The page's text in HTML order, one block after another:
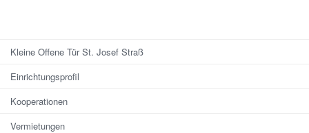
Kleine Offene Tür St. Josef Straß
Einrichtungsprofil
Kooperationen
Vermietungen